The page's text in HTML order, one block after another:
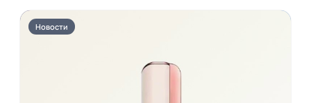
Новости